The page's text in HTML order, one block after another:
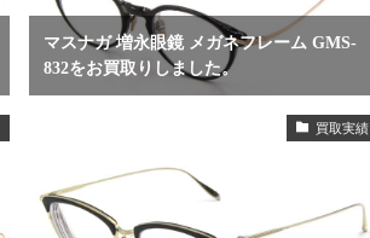
マスナガ 増永眼鏡 メガネフレーム GMS-
832をお買取りしました。
買取実績